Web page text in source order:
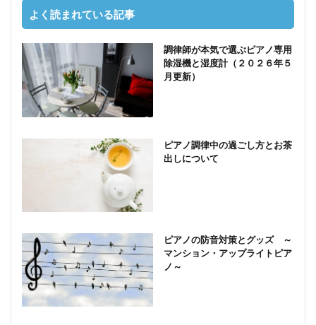
よく読まれている記事
調律師が本気で選ぶピアノ専用
除湿機と湿度計（２０２６年５
月更新）
ピアノ調律中の過ごし方とお茶
出しについて
ピアノの防音対策とグッズ ～
マンション・アップライトピア
ノ～